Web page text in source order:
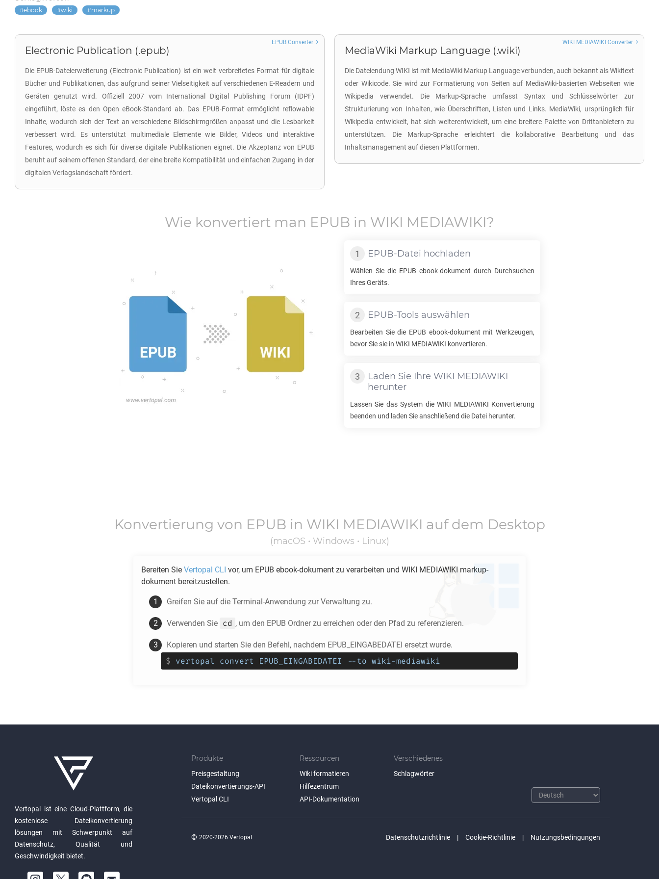
ebook wiki markup
Electronic Publication (.epub)
Die EPUB-Dateierweiterung (Electronic Publication) ist ein weit verbreitetes Format für digitale
Bücher und Publikationen, das aufgrund seiner Vielseitigkeit auf verschiedenen E-Readern und
Geräten genutzt wird. Offiziell 2007 vom International Digital Publishing Forum (IDPF)
eingeführt, löste es den Open eBook-Standard ab. Das EPUB-Format ermöglicht reflowable
Inhalte, wodurch sich der Text an verschiedene Bildschirmgrößen anpasst und die Lesbarkeit
verbessert wird. Es unterstützt multimediale Elemente wie Bilder, Videos und interaktive
Features, wodurch es sich für diverse digitale Publikationen eignet. Die Akzeptanz von EPUB
beruht auf seinem offenen Standard, der eine breite Kompatibilität und einfachen Zugang in der
digitalen Verlagslandschaft fördert.
EPUB Converter
MediaWiki Markup Language (.wiki)
Die Dateiendung WIKI ist mit MediaWiki Markup Language verbunden, auch bekannt als Wikitext
oder Wikicode. Sie wird zur Formatierung von Seiten auf MediaWiki-basierten Webseiten wie
Wikipedia verwendet. Die Markup-Sprache umfasst Syntax und Schlüsselwörter zur
Strukturierung von Inhalten, wie Überschriften, Listen und Links. MediaWiki, ursprünglich für
Wikipedia entwickelt, hat sich weiterentwickelt, um eine breitere Palette von Drittanbietern zu
unterstützen. Die Markup-Sprache erleichtert die kollaborative Bearbeitung und das
Inhaltsmanagement auf diesen Plattformen.
WIKI MEDIAWIKI Converter
Wie konvertiert man EPUB in WIKI MEDIAWIKI?
EPUB-Datei hochladen
Wählen Sie die EPUB ebook-dokument durch Durchsuchen
Ihres Geräts.
EPUB-Tools auswählen
Bearbeiten Sie die EPUB ebook-dokument mit Werkzeugen,
bevor Sie sie in WIKI MEDIAWIKI konvertieren.
Laden Sie Ihre WIKI MEDIAWIKI
herunter
Lassen Sie das System dieWIKI MEDIAWIKI Konvertierung
beenden und laden Sie anschließend die Datei herunter.
Konvertierung von EPUB in WIKI MEDIAWIKI auf dem Desktop
(macOS • Windows • Linux)
Bereiten Sie Vertopal CLI vor, um EPUB ebook-dokument zu verarbeiten und WIKI MEDIAWIKI markup-
dokument bereitzustellen.
Greifen Sie auf die Terminal-Anwendung zur Verwaltung zu.
Verwenden Sie cd , um den EPUB Ordner zu erreichen oder den Pfad zu referenzieren.
Kopieren und starten Sie den Befehl, nachdem EPUB_EINGABEDATEI ersetzt wurde.
$ vertopal convert EPUB_EINGABEDATEI --to wiki-mediawiki
Vertopal ist eine Cloud-Plattform, die
kostenlose Dateikonvertierung
lösungen mit Schwerpunkt auf
Datenschutz, Qualität und
Geschwindigkeit bietet.
Produkte
Preisgestaltung
Dateikonvertierungs-API
Vertopal CLI
Ressourcen
Wiki formatieren
Hilfezentrum
API-Dokumentation
Verschiedenes
Schlagwörter
Datenschutzrichtlinie Cookie-Richtlinie Nutzungsbedingungen
© 2020-2026 Vertopal